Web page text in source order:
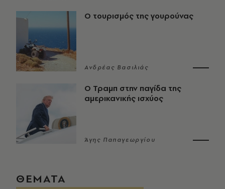
Ο τουρισμός της γουρούνας
Ανδρέας Βασιλιάς
Ο Τραμπ στην παγίδα της
αμερικανικής ισχύος
Άγης Παπαγεωργίου
ΘΕΜΑΤΑ